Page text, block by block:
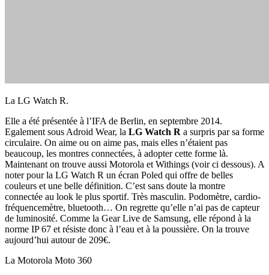
La LG Watch R.
Elle a été présentée à l’IFA de Berlin, en septembre 2014.
Egalement sous Adroid Wear, la LG Watch R a surpris par sa forme
circulaire. On aime ou on aime pas, mais elles n’étaient pas
beaucoup, les montres connectées, à adopter cette forme là.
Maintenant on trouve aussi Motorola et Withings (voir ci dessous). A
noter pour la LG Watch R un écran Poled qui offre de belles
couleurs et une belle définition. C’est sans doute la montre
connectée au look le plus sportif. Très masculin. Podomètre, cardio-
fréquencemètre, bluetooth… On regrette qu’elle n’ai pas de capteur
de luminosité. Comme la Gear Live de Samsung, elle répond à la
norme IP 67 et résiste donc à l’eau et à la poussière. On la trouve
aujourd’hui autour de 209€.
La Motorola Moto 360